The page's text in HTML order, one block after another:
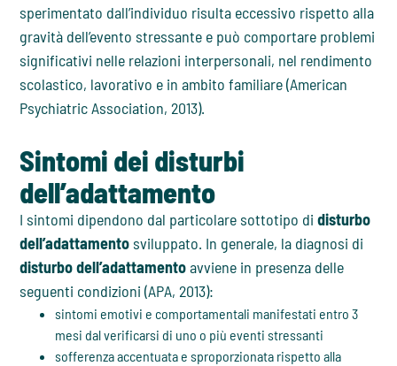
sperimentato dall’individuo risulta eccessivo rispetto alla
gravità dell’evento stressante e può comportare problemi
significativi nelle relazioni interpersonali, nel rendimento
scolastico, lavorativo e in ambito familiare (American
Psychiatric Association, 2013).
Sintomi dei disturbi
dell’adattamento
I sintomi dipendono dal particolare sottotipo didisturbo
dell’adattamento sviluppato. In generale, la diagnosi di
disturbo dell’adattamentoavviene in presenza delle
seguenti condizioni (APA, 2013):
sintomi emotivi e comportamentali manifestati entro 3
mesi dal verificarsi di uno o più eventi stressanti
sofferenza accentuata e sproporzionata rispetto alla